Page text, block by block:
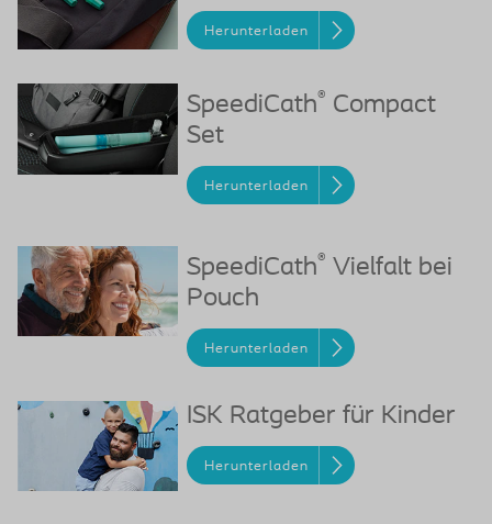
Herunterladen
SpeediCath® Compact
Set
Herunterladen
SpeediCath® Vielfalt bei
Pouch
Herunterladen
ISK Ratgeber für Kinder
Herunterladen